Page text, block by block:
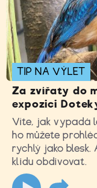
TIP NA VÝLET
Za zvířaty do
expozici
Víte, jak vypadá
ho můžete
rychlý jako blesk.
klidu obdivovat.